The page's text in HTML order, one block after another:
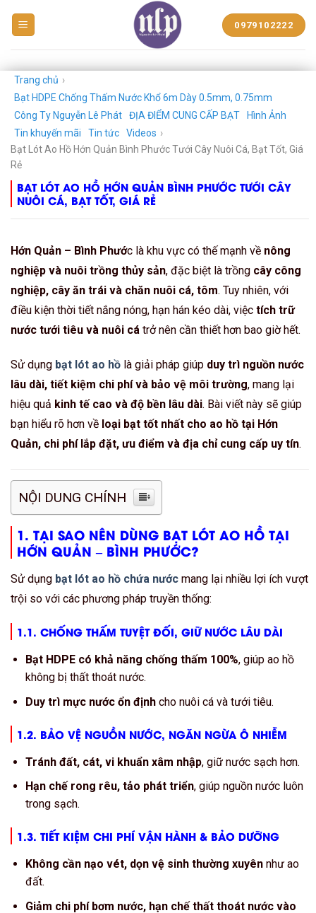
NHỰA
PHÁT
0979102222
Trang chủ ›
Bạt HDPE Chống Thấm Nước Khổ 6m Dày 0.5mm, 0.75mm
Công Ty Nguyễn Lê Phát
ĐỊA ĐIỂM CUNG CẤP BẠT
Hình Ảnh
Tin khuyến mãi
Tin tức Videos ›
Bạt Lót Ao Hồ Hớn Quản Bình Phước Tưới Cây Nuôi Cá, Bạt Tốt, Giá
Rẻ
BẠT LÓT AO HỒ HỚN QUẢN BÌNH PHƯỚC TƯỚI CÂY
NUÔI CÁ, BẠT TỐT, GIÁ RẺ
Hớn Quản – Bình Phước là khu vực có thế mạnh về nông
nghiệp và nuôi trồng thủy sản, đặc biệt là trồng cây công
nghiệp, cây ăn trái và chăn nuôi cá, tôm. Tuy nhiên, với
điều kiện thời tiết nắng nóng, hạn hán kéo dài, việc tích trữ
nước tưới tiêu và nuôi cá trở nên cần thiết hơn bao giờ hết.
Sử dụng bạt lót ao hồ là giải pháp giúp duy trì nguồn nước
lâu dài, tiết kiệm chi phí và bảo vệ môi trường, mang lại
hiệu quả kinh tế cao và độ bền lâu dài. Bài viết này sẽ giúp
bạn hiểu rõ hơn về loại bạt tốt nhất cho ao hồ tại Hớn
Quản, chi phí lắp đặt, ưu điểm và địa chỉ cung cấp uy tín.
NỘI DUNG CHÍNH
1. TẠI SAO NÊN DÙNG BẠT LÓT AO HỒ TẠI
HỚN QUẢN – BÌNH PHƯỚC?
Sử dụng bạt lót ao hồ chứa nước mang lại nhiều lợi ích vượt
trội so với các phương pháp truyền thống:
1.1. CHỐNG THẤM TUYỆT ĐỐI, GIỮ NƯỚC LÂU DÀI
Bạt HDPE có khả năng chống thấm 100%, giúp ao hồ
không bị thất thoát nước.
Duy trì mực nước ổn địnhcho nuôi cá và tưới tiêu.
1.2. BẢO VỆ NGUỒN NƯỚC, NGĂN NGỪA Ô NHIỄM
Tránh đất, cát, vi khuẩn xâm nhập, giữ nước sạch hơn.
Hạn chế rong rêu, tảo phát triển, giúp nguồn nước luôn
trong sạch.
1.3. TIẾT KIỆM CHI PHÍ VẬN HÀNH & BẢO DƯỠNG
Không cần nạo vét, dọn vệ sinh thường xuyênnhư ao
đất.
Giảm chi phí bơm nước, hạn chế thất thoát nước vào